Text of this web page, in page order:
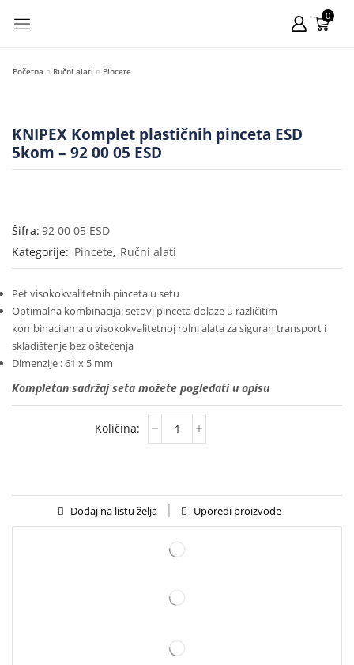
0
Početna Ručni alati Pincete
KNIPEX Komplet plastičnih pinceta ESD
5kom – 92 00 05 ESD
Šifra: 92 00 05 ESD
Kategorije: Pincete, Ručni alati
Pet visokokvalitetnih pinceta u setu
Optimalna kombinacija: setovi pinceta dolaze u različitim
kombinacijama u visokokvalitetnoj rolni alata za siguran transport i
skladištenje bez oštećenja
Dimenzije : 61 x 5 mm
Kompletan sadržaj seta možete pogledati u opisu
Dodaj na listu želja Uporedi proizvode